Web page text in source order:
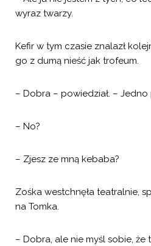
wyraz twarzy.
Kefir w tym czasie znalazł
go z dumą nieść jak trofeum.
– Dobra – powiedział. – Jedno
– No?
– Zjesz ze mną kebaba?
Zośka westchnęła teatralnie,
na Tomka.
– Dobra, ale nie myśl sobie, że